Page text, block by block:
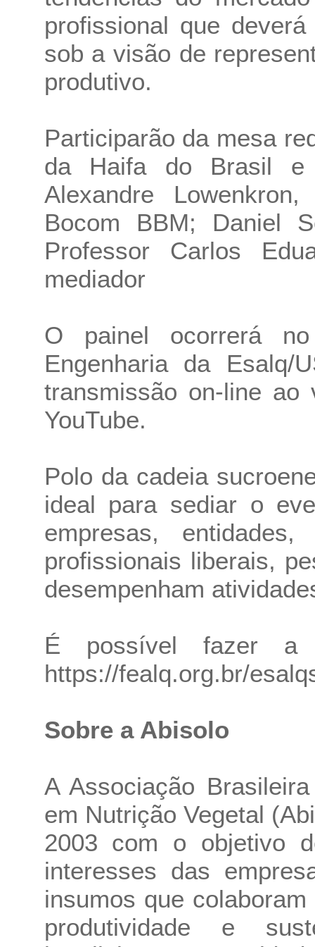
profissional que
sob a visão de
produtivo.
Participarão da mesa
da Haifa do Brasil e
Alexandre
Bocom BBM; Daniel
Professor Carlos
mediador
O painel ocorrerá
Engenharia da
transmissão on-line
YouTube.
Polo da cadeia
ideal para sediar o
empresas,
profissionais liberais,
desempenham
É possível fazer a
https://fealq.org.br/
Sobre a Abisolo
A Associação
em Nutrição Vegetal
2003 com o objetivo
interesses das
insumos que
produtividade e